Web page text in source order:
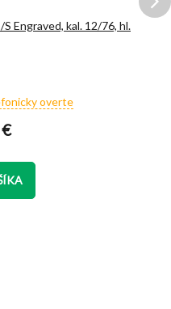
Engraved, kal. 12/76, hl.
overte